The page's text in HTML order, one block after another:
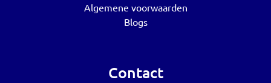
Algemene voorwaarden
Blogs
Contact